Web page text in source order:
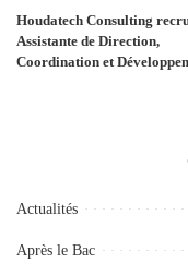
Houdatech Consulting
Assistante de Direction,
Coordination et
Actualités
Après le Bac